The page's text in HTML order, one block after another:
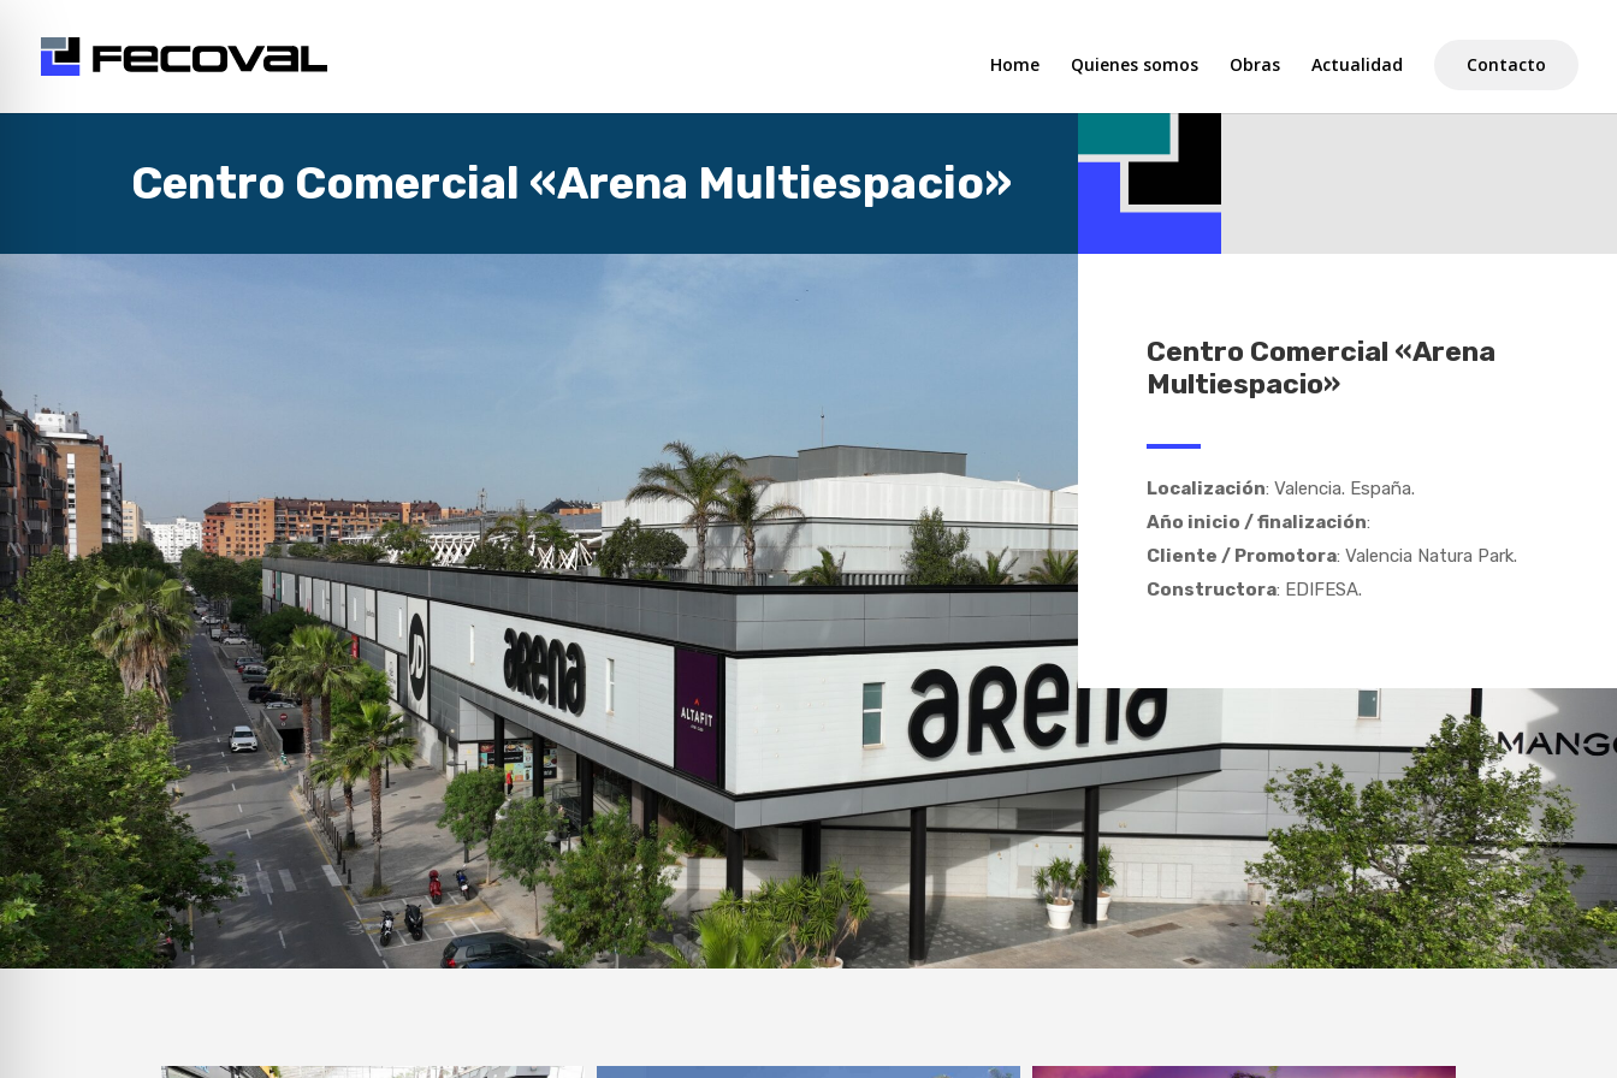
Home Quienes somos Obras Actualidad Contacto
Centro Comercial «Arena Multiespacio»
Centro Comercial «Arena
Multiespacio»
Localización: Valencia. España.
Año inicio / finalización:
Cliente / Promotora: Valencia Natura Park.
Constructora: EDIFESA.